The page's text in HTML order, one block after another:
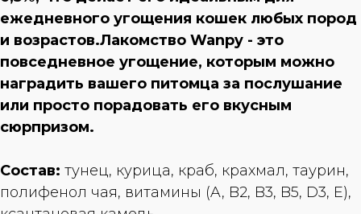
ежедневного угощения кошек любых пород
и возрастов.Лакомство Wanpy - это
повседневное угощение, которым можно
наградить вашего питомца за послушание
или просто порадовать его вкусным
сюрпризом.
Состав: тунец, курица, краб, крахмал, таурин,
полифенол чая, витамины (A, B2, B3, B5, D3, E),